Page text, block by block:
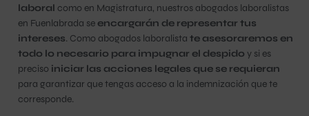
laboral como en Magistratura, nuestros abogados laboralistas
en Fuenlabrada se encargarán de representar tus
intereses. Como abogados laboralista te asesoraremos en
todo lo necesario para impugnar el despido y si es
preciso iniciar las acciones legales que se requieran
para garantizar que tengas acceso a la indemnización que te
corresponde.